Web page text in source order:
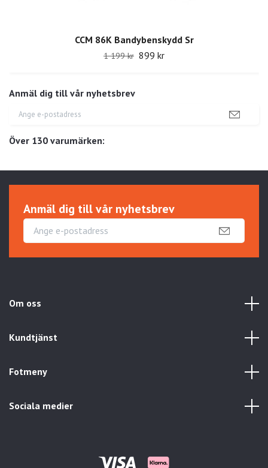
Anmäl dig till vår nyhetsbrev
Över 130 varumärken:
CCM 86K Bandybenskydd Sr
1 199 kr 899 kr
Anmäl dig till vår nyhetsbrev
Om oss
Kundtjänst
Fotmeny
Sociala medier